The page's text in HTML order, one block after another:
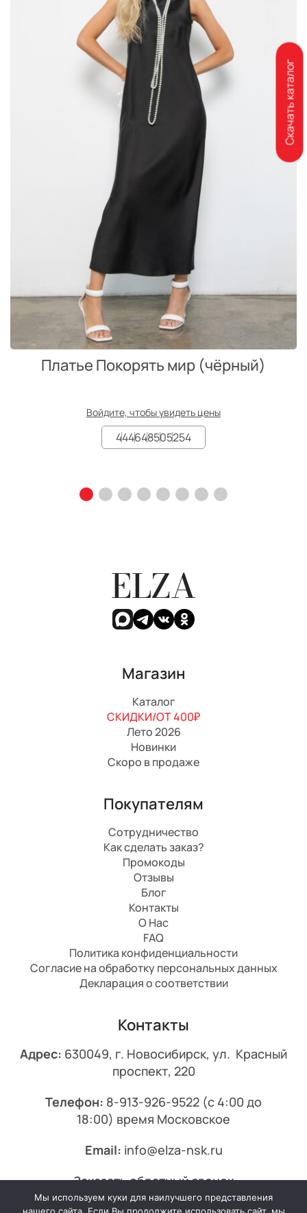
Платье Покорять мир (чёрный)
Войдите, чтобы увидеть цены
444648505254
ELZA
Магазин
Каталог
СКИДКИ/ОТ 400₽
Лето 2026
Новинки
Скоро в продаже
Покупателям
Сотрудничество
Как сделать заказ?
Промокоды
Отзывы
Блог
Контакты
О Нас
FAQ
Политика конфиденциальности
Согласие на обработку персональных данных
Декларация о соответствии
Контакты
Адрес: 630049, г. Новосибирск, ул. Красный
проспект, 220
Телефон: 8-913-926-9522 (с 4:00 до
18:00) время Московское
Email: info@elza-nsk.ru
Заказать обратный звонок
© 2013-2026 Эльза.
Мы используем куки для наилучшего представления
Скачать каталог